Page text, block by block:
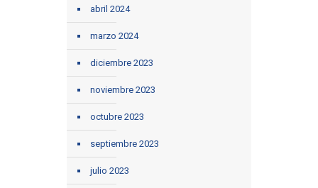
abril 2024
marzo 2024
diciembre 2023
noviembre 2023
octubre 2023
septiembre 2023
julio 2023